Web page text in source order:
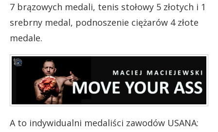
7 brązowych medali, tenis stołowy 5 złotych i 1
srebrny medal, podnoszenie ciężarów 4 złote
medale.
A to indywidualni medaliści zawodów USANA: